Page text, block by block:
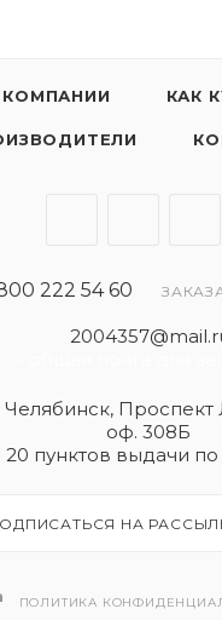
КАК
222 54 60
Челябинск, Проспект
оф. 308Б
20 пунктов выдачи
НА
ПОЛИТИКА